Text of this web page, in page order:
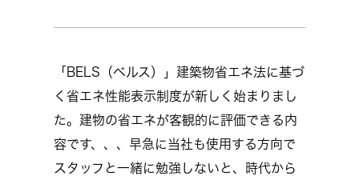
「BELS（ベルス）」建築物省エネ法に基づ
く省エネ性能表示制度が新しく始まりまし
た。建物の省エネが客観的に評価できる内
容です、、、早急に当社も使用する方向で
スタッフと一緒に勉強しないと、時代から